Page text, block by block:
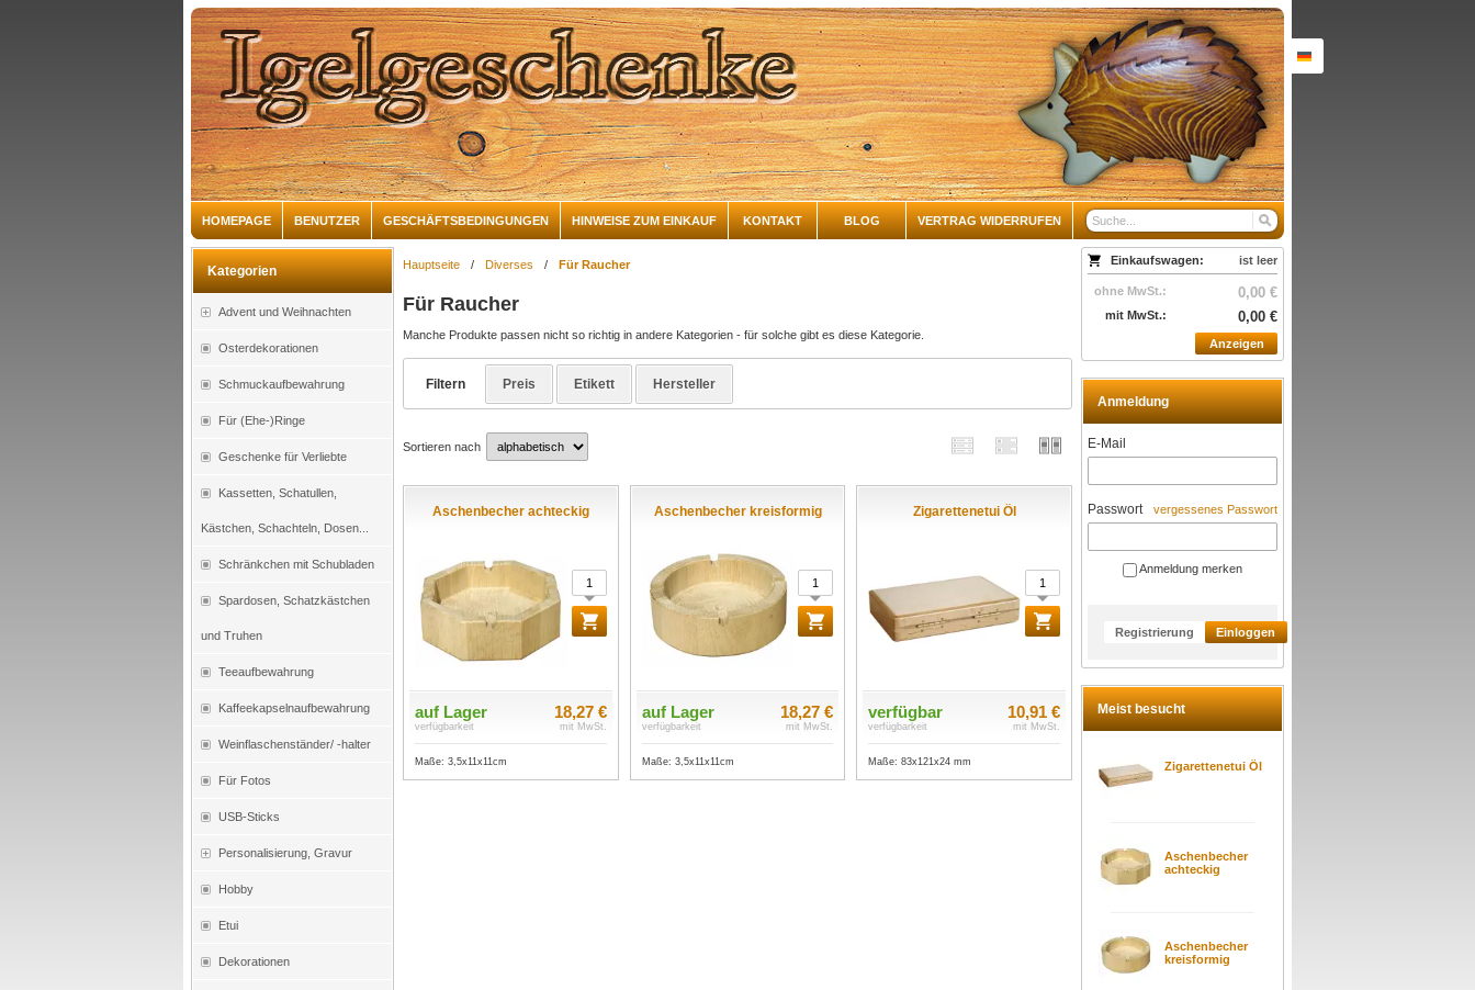
HOMEPAGE BENUTZER GESCHÄFTSBEDINGUNGEN HINWEISE ZUM EINKAUF KONTAKT BLOG VERTRAG WIDERRUFEN
Kategorien
Advent und Weihnachten
Osterdekorationen
Schmuckaufbewahrung
Für (Ehe-)Ringe
Geschenke für Verliebte
Kassetten, Schatullen,
Kästchen, Schachteln, Dosen...
Schränkchen mit Schubladen
Spardosen, Schatzkästchen
und Truhen
Teeaufbewahrung
Kaffeekapselnaufbewahrung
Weinflaschenständer/ -halter
Für Fotos
USB-Sticks
Personalisierung, Gravur
Hobby
Etui
Dekorationen
Einkaufswagen: ist leer
ohne MwSt.: 0,00 €
mit MwSt.: 0,00 €
Anzeigen
Anmeldung
E-Mail
Passwort vergessenes Passwort
Anmeldung merken
Registrierung Einloggen
Meist besucht
Zigarettenetui Öl
Aschenbecher
achteckig
Aschenbecher
kreisformig
Hauptseite / Diverses / Für Raucher
Für Raucher
Manche Produkte passen nicht so richtig in andere Kategorien - für solche gibt es diese Kategorie.
Filtern Preis Etikett Hersteller
Sortieren nach
Aschenbecher achteckig
auf Lager
verfügbarkeit
18,27 €
mit MwSt.
Maße: 3,5x11x11cm
Aschenbecher kreisformig
auf Lager
verfügbarkeit
18,27 €
mit MwSt.
Maße: 3,5x11x11cm
Zigarettenetui Öl
verfügbar
verfügbarkeit
10,91 €
mit MwSt.
Maße: 83x121x24 mm